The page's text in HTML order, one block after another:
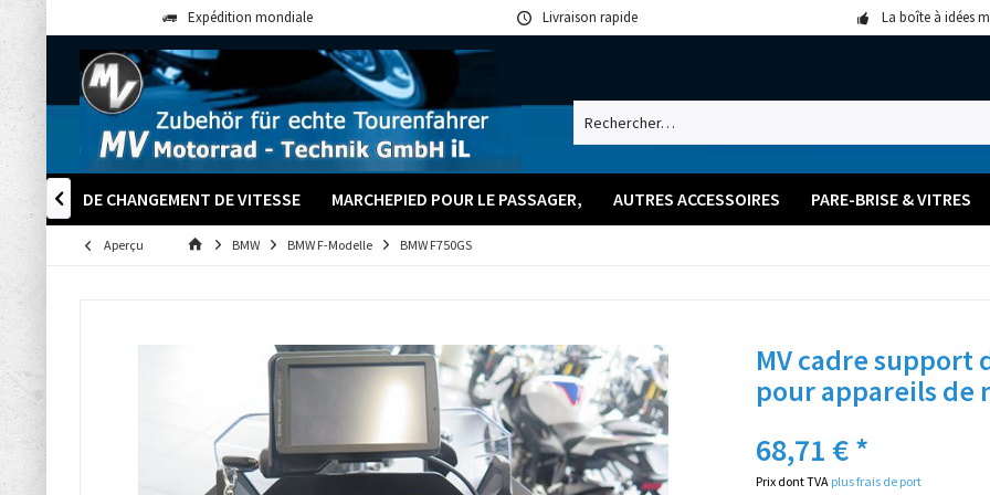
Expédition mondiale Livraison rapide La boîte à idées
PALETTES DE CHANGEMENT DE VITESSE MARCHEPIED POUR LE PASSAGER, AUTRES ACCESSOIRES PARE-BRISE & VITRES

Aperçu BMW BMW F-Modelle BMW F750GS
MV cadre support
pour appareils de
68,71 € *
Prix dont TVA plus frais de port